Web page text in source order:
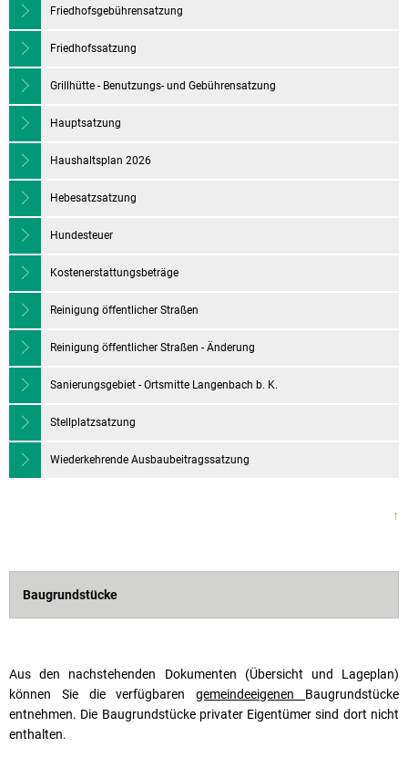
Friedhofsgebührensatzung
Friedhofssatzung
Grillhütte - Benutzungs- und Gebührensatzung
Hauptsatzung
Haushaltsplan 2026
Hebesatzsatzung
Hundesteuer
Kostenerstattungsbeträge
Reinigung öffentlicher Straßen
Reinigung öffentlicher Straßen - Änderung
Sanierungsgebiet - Ortsmitte Langenbach b. K.
Stellplatzsatzung
Wiederkehrende Ausbaubeitragssatzung
↑
Baugrundstücke
Aus den nachstehenden Dokumenten (Übersicht und Lageplan)
können Sie die verfügbarengemeindeeigenen Baugrundstücke
entnehmen. Die Baugrundstücke privater Eigentümer sind dort nicht
enthalten.